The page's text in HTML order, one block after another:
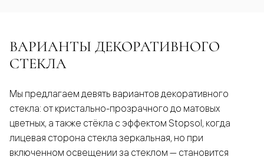
ВАРИАНТЫ ДЕКОРАТИВНОГО
СТЕКЛА
Мы предлагаем девять вариантов декоративного
стекла: от кристально-прозрачного до матовых
цветных, а также стёкла с эффектом Stopsol, когда
лицевая сторона стекла зеркальная, но при
включенном освещении за стеклом — становится